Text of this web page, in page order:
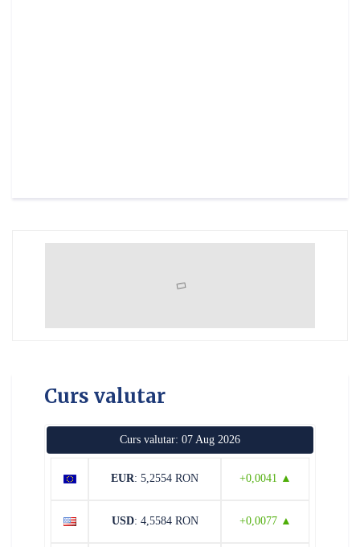
Curs valutar
Curs valutar: 07 Aug 2026
EUR: 5,2554 RON +0,0041 ▲
USD: 4,5584 RON +0,0077 ▲